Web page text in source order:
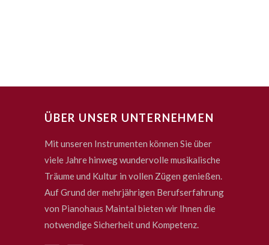
ÜBER UNSER UNTERNEHMEN
Mit unseren Instrumenten können Sie über
viele Jahre hinweg wundervolle musikalische
Träume und Kultur in vollen Zügen genießen.
Auf Grund der mehrjährigen Berufserfahrung
von Pianohaus Maintal bieten wir Ihnen die
notwendige Sicherheit und Kompetenz.